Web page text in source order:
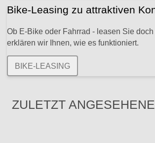
Bike-Leasing zu attraktiven
Ob E-Bike oder Fahrrad - leasen Sie
erklären wir Ihnen, wie es funktioniert.
BIKE-LEASING
ZULETZT